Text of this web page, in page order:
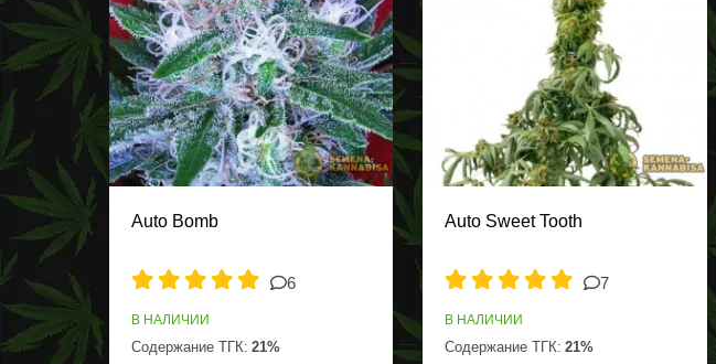
Auto Bomb
6
В НАЛИЧИИ
Содержание ТГК: 21%
Auto Sweet Tooth
7
В НАЛИЧИИ
Содержание ТГК: 21%